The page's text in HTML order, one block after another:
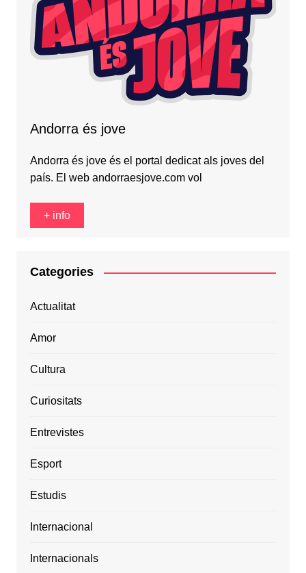
Andorra és jove
Andorra és jove és el portal dedicat als joves del
país. El web andorraesjove.com vol
+ info
Categories
Actualitat
Amor
Cultura
Curiositats
Entrevistes
Esport
Estudis
Internacional
Internacionals